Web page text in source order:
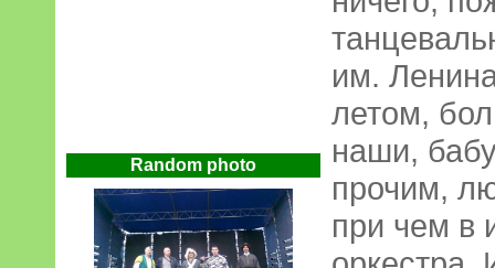
Random photo
им.
летом,
наши,
прочим,
при чем в